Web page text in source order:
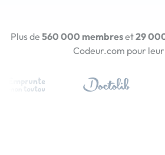
Plus de 560 000 membreset29
Codeur.com pour